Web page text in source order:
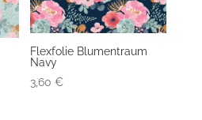
Flexfolie Blumentraum
Navy
3,60€